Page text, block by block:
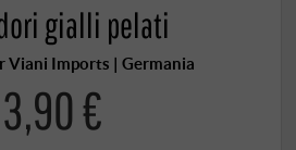
gialli pelati
Viani Imports | Germania
3,90 €